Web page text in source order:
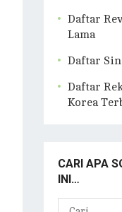
Daftar
Lama
Daftar
Daftar
Korea
CARI APA
INI…
Cari